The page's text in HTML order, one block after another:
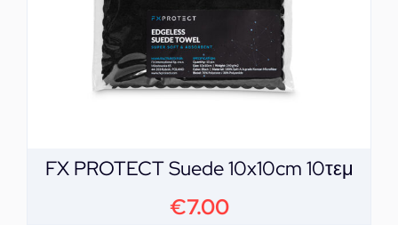
FX PROTECT Suede 10x10cm 10τεμ
€7.00